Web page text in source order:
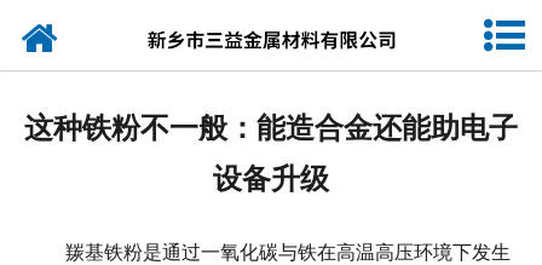
网站首页
这种铁粉不一般：能造合金还能助电子
设备升级
羰基铁粉是通过一氧化碳与铁在高温高压环境下发生